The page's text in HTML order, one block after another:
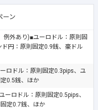
ーン
外あり)■ユーロドル：原則固
円：原則固定0.9銭、豪ドル
ロドル：原則固定0.3pips、ユ
0.5銭、ほか
ーロドル：原則固定0.5pips、
定0.7銭、ほか